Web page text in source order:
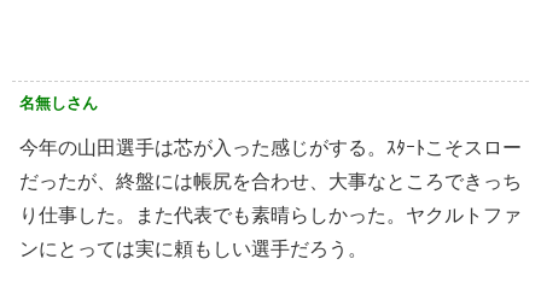
名無しさん
今年の山田選手は芯が入った感じがする。ｽﾀｰﾄこそスロー
だったが、終盤には帳尻を合わせ、大事なところできっち
り仕事した。また代表でも素晴らしかった。ヤクルトファ
ンにとっては実に頼もしい選手だろう。